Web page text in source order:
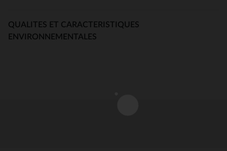
QUALITES ET CARACTERISTIQUES
ENVIRONNEMENTALES